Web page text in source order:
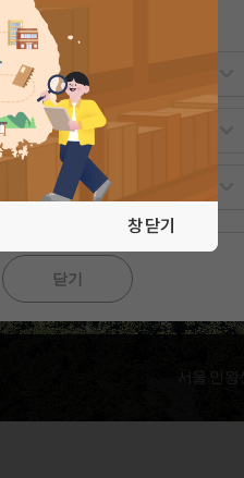
서울 인왕
창 닫기
닫기